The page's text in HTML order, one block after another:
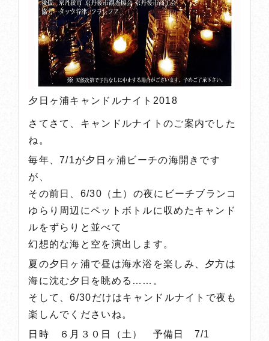
夕日ヶ浦キャンドルナイト2018
さてさて、キャンドルナイトのご案内でした
ね。
毎年、7/1が夕日ヶ浦ビーチの海開きです
が、
その前日、6/30（土）の夜にビーチブランコ
ゆらり周辺にペットボトルに収めたキャンド
ルをずらりと並べて
幻想的な海と空を演出します。
夏の夕日ヶ浦で昼は海水浴を楽しみ、夕方は
海に沈む夕日を眺める……。
そして、6/30だけはキャンドルナイトで夜も
楽しんでくださいね。
日時 ６月３０日（土） 予備日 7/1